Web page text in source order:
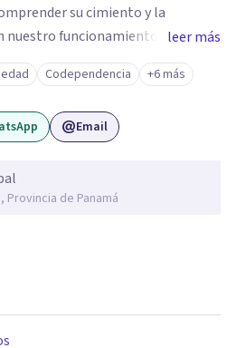
su cimiento y la
nuestro funcionamiento. De
librarnos de aquellos patrones que
nuestro crecimiento
leer más
Codependencia +6 más
Email
Provincia de Panamá